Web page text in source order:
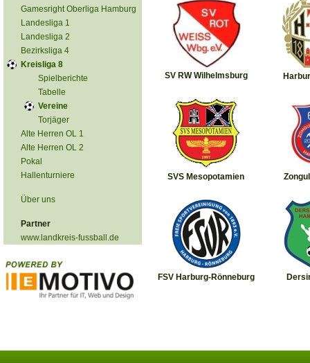
Gamesright Oberliga Hamburg
Landesliga 1
Landesliga 2
Bezirksliga 4
Kreisliga 8
Spielberichte
Tabelle
Vereine
Torjäger
Alte Herren OL 1
Alte Herren OL 2
Pokal
Hallenturniere
Über uns
Partner
www.landkreis-fussball.de
SV RW Wilhelmsburg
SVS Mesopotamien
FSV Harburg-Rönneburg